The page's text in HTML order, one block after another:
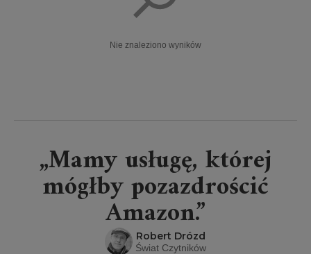
Nie znaleziono wyników
„Mamy usługę, której
mógłby pozazdrościć
Amazon.”
Robert Drózd
Świat Czytników